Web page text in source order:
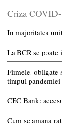
Criza
In majoritatea
La BCR se poate
Firmele, obligate
timpul
CEC Bank:
Cum se amana